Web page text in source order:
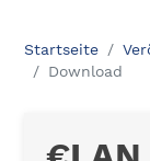
Startseite
Download